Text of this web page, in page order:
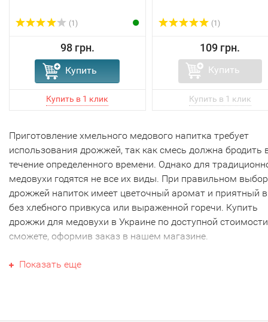
(1)
98 грн.
Купить
(1)
109 грн.
Купить
Приготовление хмельного медового напитка требует
использования дрожжей, так как смесь должна бродить
течение определенного времени. Однако для
медовухи годятся не все их виды. При правильном
дрожжей напиток имеет цветочный аромат и приятный
без хлебного привкуса или выраженной горечи. Купить
дрожжи для медовухи в Украине по доступной
сможете, оформив заказ в нашем магазине.
Какие дрожжи можно
Показать еще